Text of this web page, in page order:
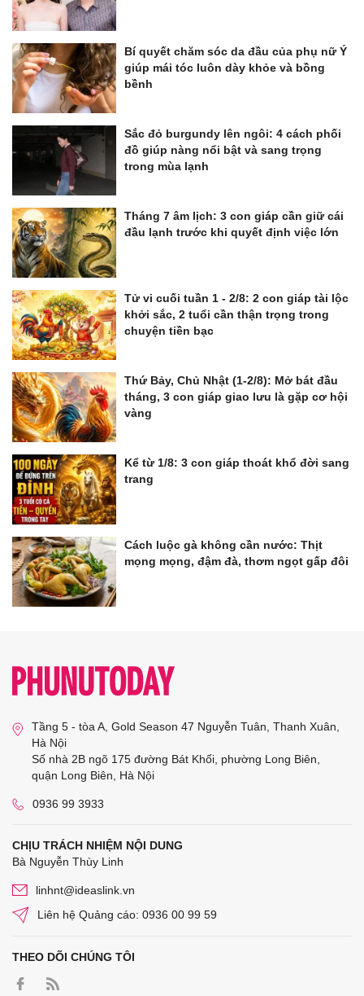
Bí quyết chăm sóc da đầu của phụ nữ Ý
giúp mái tóc luôn dày khỏe và bồng
bềnh
Sắc đỏ burgundy lên ngôi: 4 cách phối
đồ giúp nàng nổi bật và sang trọng
trong mùa lạnh
Tháng 7 âm lịch: 3 con giáp cần giữ cái
đầu lạnh trước khi quyết định việc lớn
Tử vi cuối tuần 1 - 2/8: 2 con giáp tài lộc
khởi sắc, 2 tuổi cần thận trọng trong
chuyện tiền bạc
Thứ Bảy, Chủ Nhật (1-2/8): Mở bát đầu
tháng, 3 con giáp giao lưu là gặp cơ hội
vàng
Kể từ 1/8: 3 con giáp thoát khổ đời sang
trang
Cách luộc gà không cần nước: Thịt
mọng mọng, đậm đà, thơm ngọt gấp đôi
Tầng 5 - tòa A, Gold Season 47 Nguyễn Tuân, Thanh Xuân,
Hà Nội
Số nhà 2B ngõ 175 đường Bát Khối, phường Long Biên,
quận Long Biên, Hà Nội
0936 99 3933
CHỊU TRÁCH NHIỆM NỘI DUNG
Bà Nguyễn Thùy Linh
linhnt@ideaslink.vn
Liên hệ Quảng cáo: 0936 00 99 59
THEO DÕI CHÚNG TÔI